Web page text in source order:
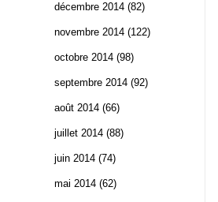
décembre 2014 (82)
novembre 2014 (122)
octobre 2014 (98)
septembre 2014 (92)
août 2014 (66)
juillet 2014 (88)
juin 2014 (74)
mai 2014 (62)